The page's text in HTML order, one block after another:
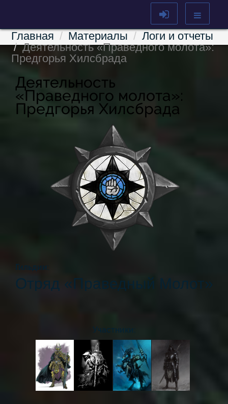
Главная Материалы
Логи и отчеты
Деятельность «Праведного молота»:
Предгорья Хилсбрада
Деятельность
«Праведного молота»:
Предгорья Хилсбрада
Гильдии:
Отряд «Праведный Молот»
Участники: